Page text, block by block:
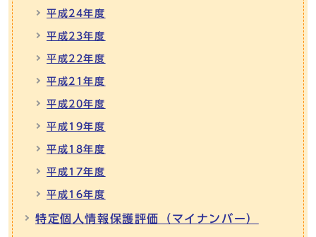
平成24年度
平成23年度
平成22年度
平成21年度
平成20年度
平成19年度
平成18年度
平成17年度
平成16年度
特定個人情報保護評価（マイナンバー）